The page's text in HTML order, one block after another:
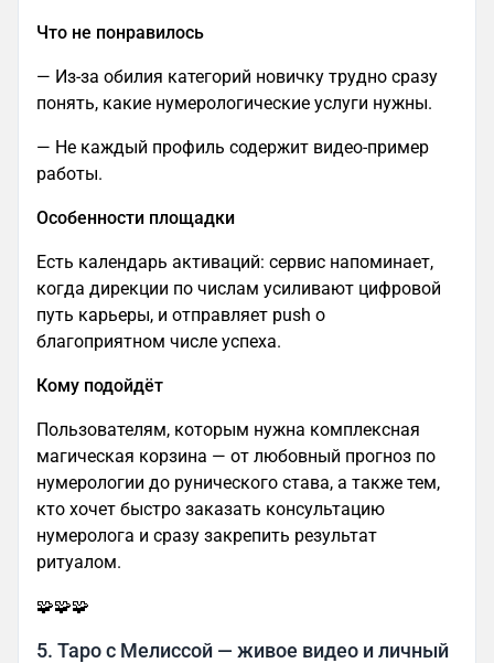
Что не понравилось
— Из-за обилия категорий новичку трудно сразу
понять, какие нумерологические услуги нужны.
— Не каждый профиль содержит видео-пример
работы.
Особенности площадки
Есть календарь активаций: сервис напоминает,
когда дирекции по числам усиливают цифровой
путь карьеры, и отправляет push о
благоприятном числе успеха.
Кому подойдёт
Пользователям, которым нужна комплексная
магическая корзина — от любовный прогноз по
нумерологии до рунического става, а также тем,
кто хочет быстро заказать консультацию
нумеролога и сразу закрепить результат
ритуалом.
🧩🧩🧩
5. Таро с Мелиссой — живое видео и личный